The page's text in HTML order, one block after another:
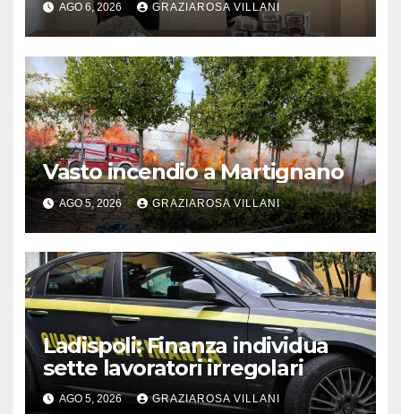
AGO 6, 2026 GRAZIAROSA VILLANI
Vasto incendio a Martignano
AGO 5, 2026 GRAZIAROSA VILLANI
Ladispoli: Finanza individua
sette lavoratori irregolari
AGO 5, 2026 GRAZIAROSA VILLANI